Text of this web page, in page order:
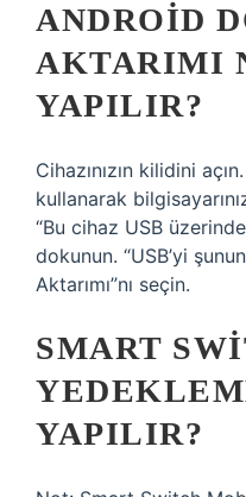
ANDROID
AKTARIMI
YAPILIR?
Cihazınızın kilidini
kullanarak
“Bu cihaz USB
dokunun. “USB’yi
Aktarımı”nı seçin.
SMART
YAPILIR?